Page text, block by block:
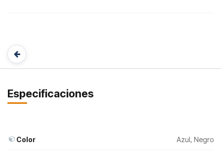
Especificaciones
Color Azul, Negro